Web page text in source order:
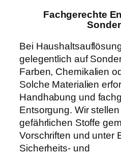
Fachgerechte
Bei
gelegentlich auf
Farben, Chemikalien
Solche Materialien
Handhabung und
Entsorgung. Wir
gefährlichen Stoffe
Vorschriften und unter
Sicherheits- und